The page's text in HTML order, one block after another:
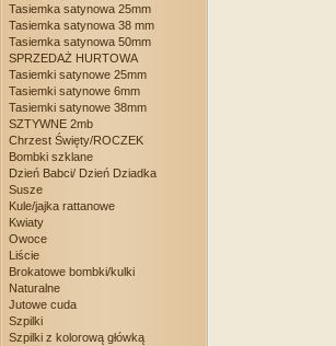
Tasiemka satynowa 25mm
Tasiemka satynowa 38 mm
Tasiemka satynowa 50mm
SPRZEDAŻ HURTOWA
Tasiemki satynowe 25mm
Tasiemki satynowe 6mm
Tasiemki satynowe 38mm
SZTYWNE 2mb
Chrzest Święty/ROCZEK
Bombki szklane
Dzień Babci/ Dzień Dziadka
Susze
Kule/jajka rattanowe
Kwiaty
Owoce
Liście
Brokatowe bombki/kulki
Naturalne
Jutowe cuda
Szpilki
Szpilki z kolorową główką